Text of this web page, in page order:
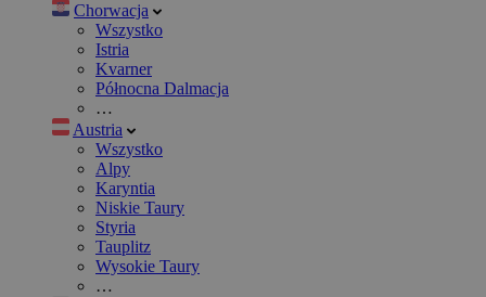
Chorwacja
Wszystko
Istria
Kvarner
Północna Dalmacja
…
Austria
Wszystko
Alpy
Karyntia
Niskie Taury
Styria
Tauplitz
Wysokie Taury
…